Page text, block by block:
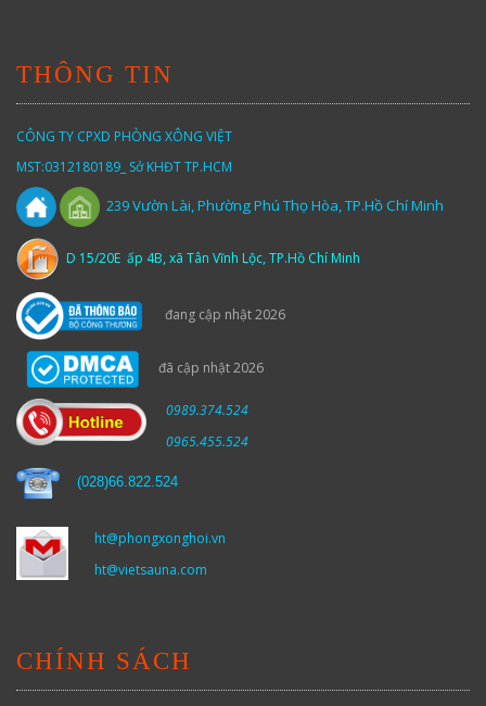
THÔNG TIN
CÔNG TY CPXD PHÒNG XÔNG VIỆT
MST:0312180189_ Sở KHĐT TP.HCM
239Vườn Lài,Phường Phú Thọ Hòa, TP.Hồ Chí Minh
D 15/20E ấp 4B, xã Tân Vĩnh Lộc, TP.Hồ Chí Minh
đang cập nhật 2026
đã cập nhật 2026
0989.374.524
0965.455.524
(028)66.822.524
ht@phongxonghoi.vn
ht@vietsauna.com
CHÍNH SÁCH